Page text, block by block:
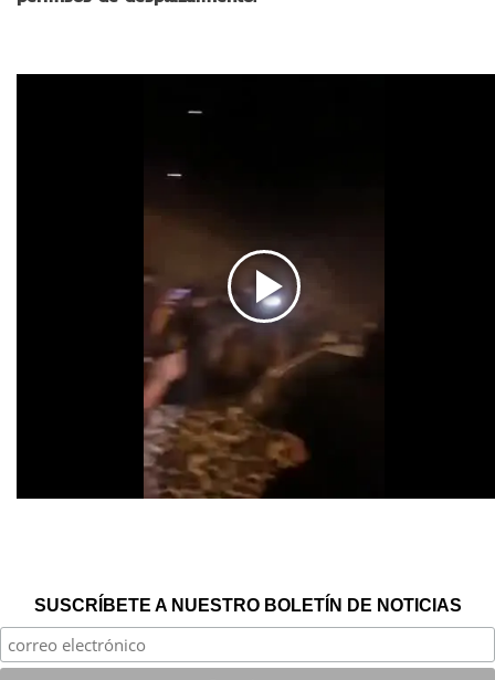
SUSCRÍBETE A NUESTRO BOLETÍN DE NOTICIAS